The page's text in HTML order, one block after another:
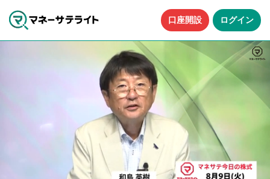
口座開設 ログイン